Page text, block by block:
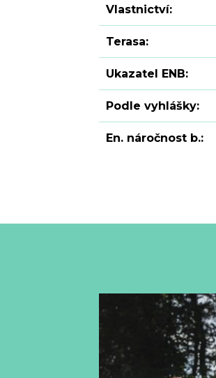
Vlastnictví:
Terasa:
Ukazatel ENB:
Podle vyhlášky:
En. náročnost b.: